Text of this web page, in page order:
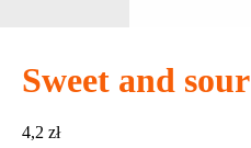
Sweet and sour
4,2 zł